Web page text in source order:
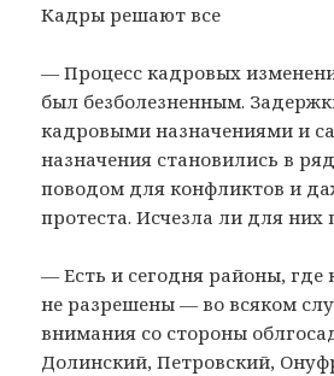
Кадры решают все
— Процесс кадровых
был безболезненным.
кадровыми назначениями и
назначения становились в
поводом для конфликтов и
протеста. Исчезла ли для них
— Есть и сегодня районы,
не разрешены — во всяком
внимания со стороны
Долинский, Петровский,